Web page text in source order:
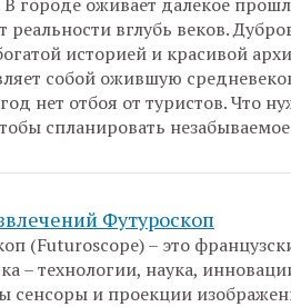
реальности вглубь веков.
историей и красивой
собой ожившую
нет отбоя от туристов. Что
спланировать
Футуроскоп
(Futuroscope) – это
– технологии, наука,
сенсоры и проекции